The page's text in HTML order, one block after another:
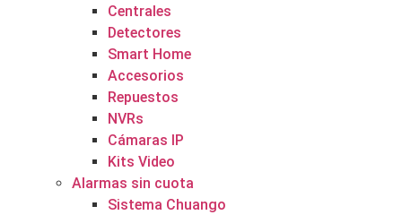
Centrales
Detectores
Smart Home
Accesorios
Repuestos
NVRs
Cámaras IP
Kits Video
Alarmas sin cuota
Sistema Chuango